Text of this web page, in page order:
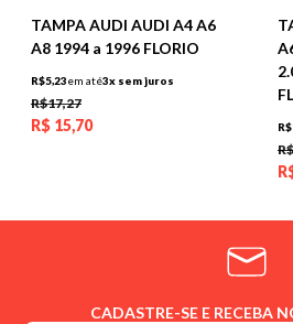
TAMPA AUDI AUDI A4 A6
A8 1994 a 1996 FLORIO
R$5,23em até3x sem juros
R$17,27
R$ 15,70
CADASTRE-SE E RECEBA